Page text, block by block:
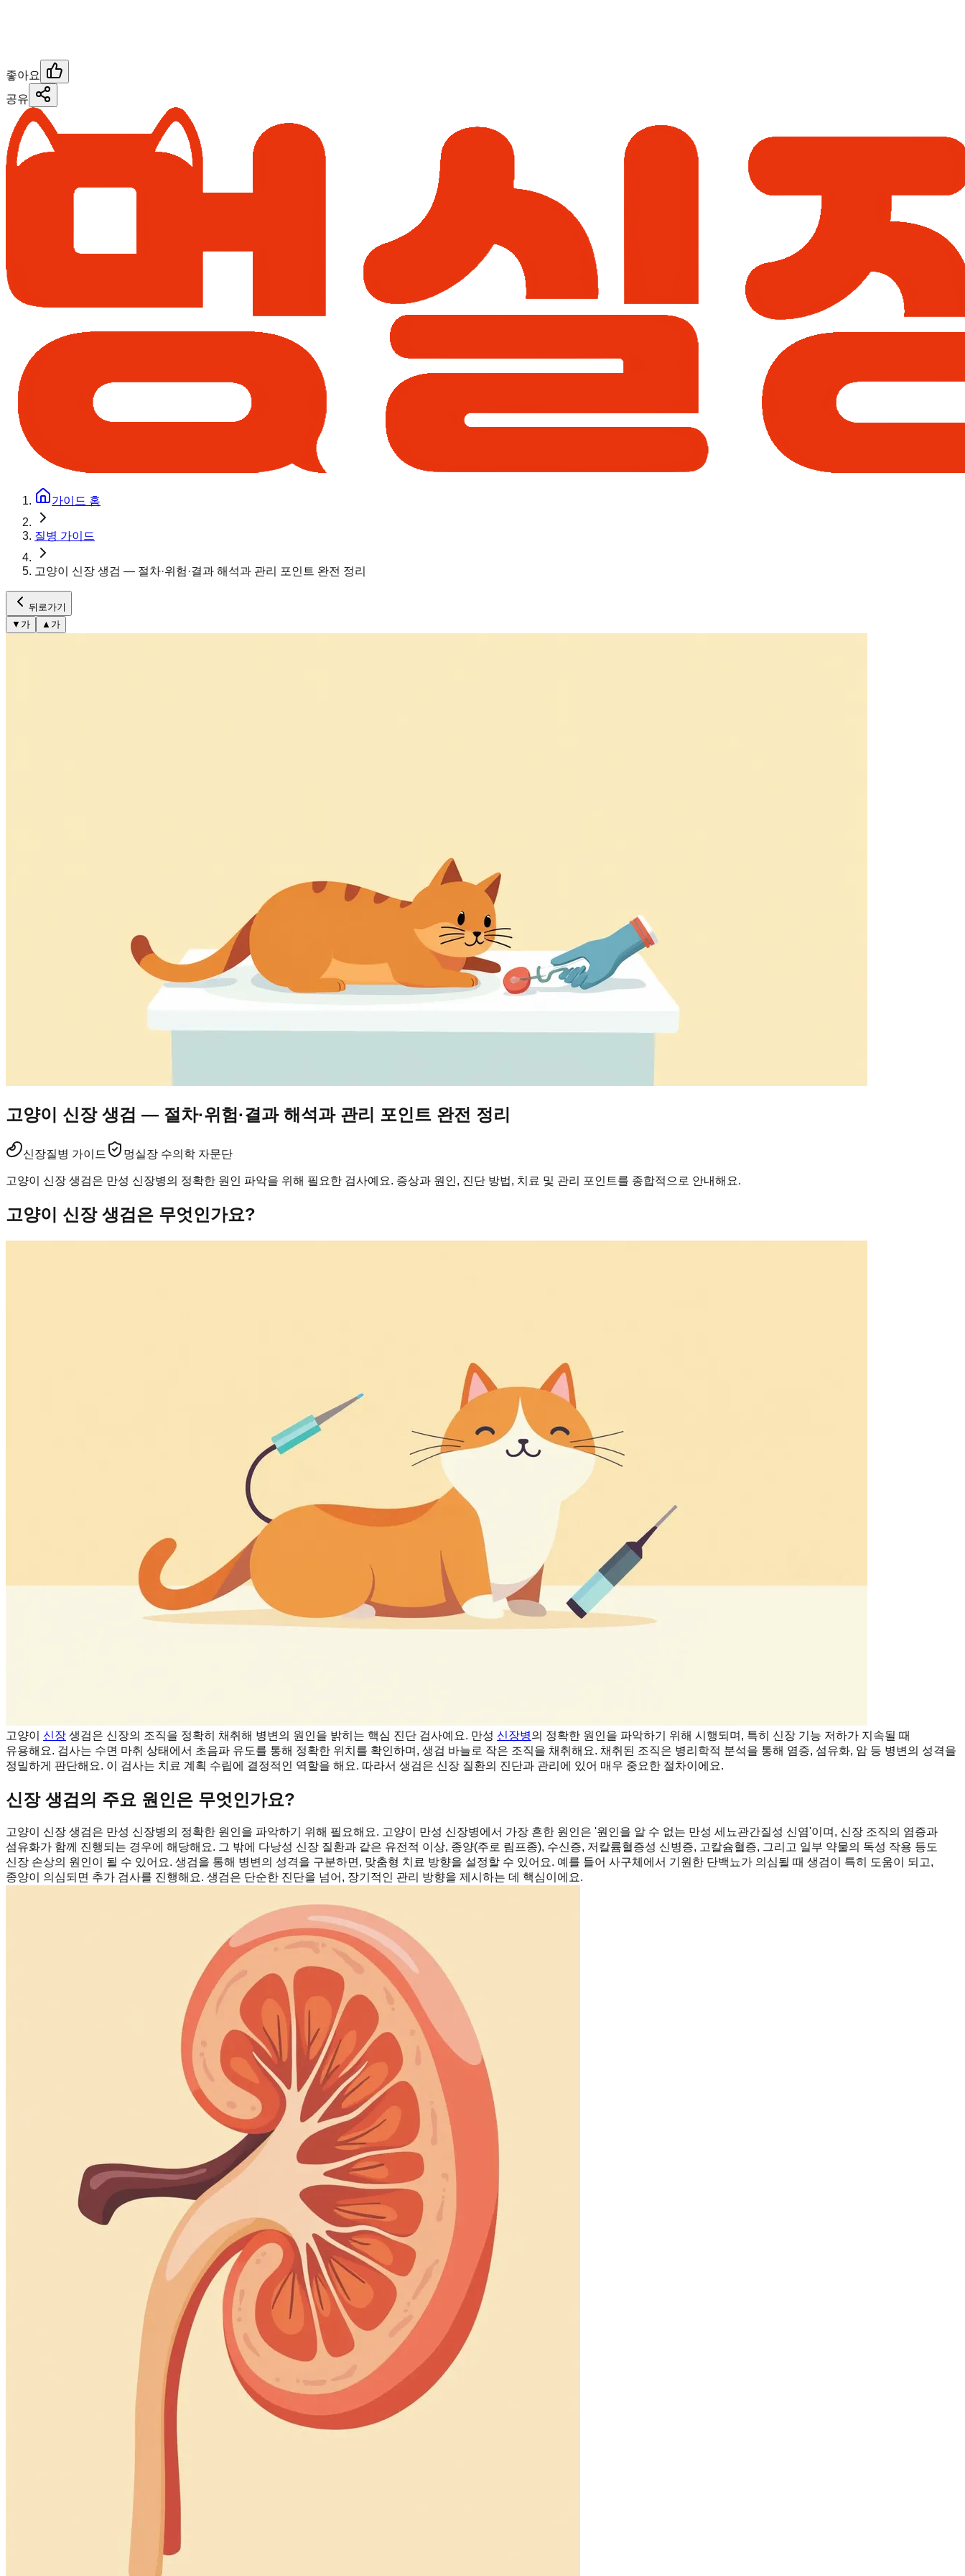
좋아요
공유
가이드 홈
질병 가이드
고양이 신장 생검 — 절차·위험·결과 해석과 관리 포인트 완전 정리
뒤로가기
▼ 가 ▲ 가
고양이 신장 생검 — 절차·위험·결과 해석과 관리 포인트 완전 정리
신장질병 가이드 멍실장 수의학 자문단
고양이 신장 생검은 만성 신장병의 정확한 원인 파악을 위해 필요한 검사예요. 증상과 원인, 진단 방법, 치료 및 관리 포인트를 종합적으로 안내해요.
고양이 신장 생검은 무엇인가요?
고양이 신장 생검은 신장의 조직을 정확히 채취해 병변의 원인을 밝히는 핵심 진단 검사예요. 만성 신장병의 정확한 원인을 파악하기 위해 시행되며, 특히 신장 기능 저하가 지속될 때
유용해요. 검사는 수면 마취 상태에서 초음파 유도를 통해 정확한 위치를 확인하며, 생검 바늘로 작은 조직을 채취해요. 채취된 조직은 병리학적 분석을 통해 염증, 섬유화, 암 등 병변의 성격을
정밀하게 판단해요. 이 검사는 치료 계획 수립에 결정적인 역할을 해요. 따라서 생검은 신장 질환의 진단과 관리에 있어 매우 중요한 절차이에요.
신장 생검의 주요 원인은 무엇인가요?
고양이 신장 생검은 만성 신장병의 정확한 원인을 파악하기 위해 필요해요. 고양이 만성 신장병에서 가장 흔한 원인은 '원인을 알 수 없는 만성 세뇨관간질성 신염'이며, 신장 조직의 염증과
섬유화가 함께 진행되는 경우에 해당해요. 그 밖에 다낭성 신장 질환과 같은 유전적 이상, 종양(주로 림프종), 수신증, 저칼륨혈증성 신병증, 고칼슘혈증, 그리고 일부 약물의 독성 작용 등도
신장 손상의 원인이 될 수 있어요. 생검을 통해 병변의 성격을 구분하면, 맞춤형 치료 방향을 설정할 수 있어요. 예를 들어 사구체에서 기원한 단백뇨가 의심될 때 생검이 특히 도움이 되고,
종양이 의심되면 추가 검사를 진행해요. 생검은 단순한 진단을 넘어, 장기적인 관리 방향을 제시하는 데 핵심이에요.